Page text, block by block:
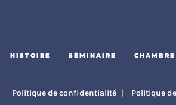
HISTOIRE SÉMINAIRE
Politique de confidentialité | Politique